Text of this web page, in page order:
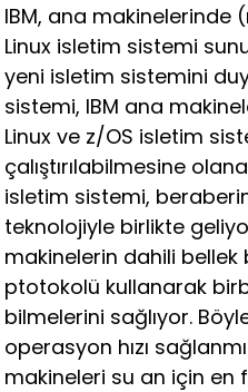
IBM, ana
Linux isletim sistemi
yeni isletim sistemini
sistemi, IBM ana
Linux ve z/OS isletim
çalıştırılabilmesine
isletim sistemi,
teknolojiyle birlikte
makinelerin dahili bellek
ptotokolü kullanarak
bilmelerini sağlıyor.
operasyon hızı
makineleri su an için en